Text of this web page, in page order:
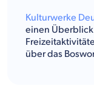
Kulturwerke
einen
über das